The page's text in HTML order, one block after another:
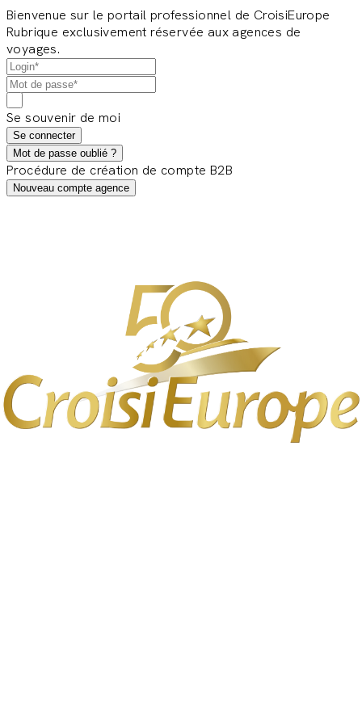
Bienvenue sur le portail professionnel de CroisiEurope
Rubrique exclusivement réservée aux agences de
voyages.
Se souvenir de moi
Se connecter
Mot de passe oublié ?
Procédure de création de compte B2B
Nouveau compte agence